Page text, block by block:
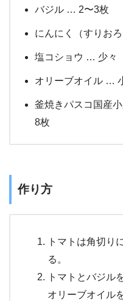
バジル … 2〜3枚
にんにく（すりお
塩コショウ … 少々
オリーブオイル …
釜焼きパスコ国産
8枚
作り方
トマトは角切り
る。
トマトとバジル
オリーブオイル